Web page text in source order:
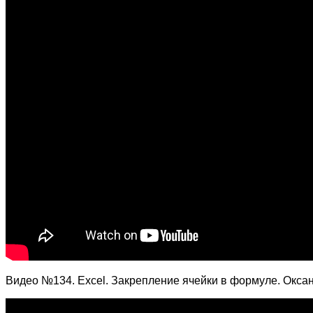
Видео №134. Excel. Закрепление ячейки в формуле.